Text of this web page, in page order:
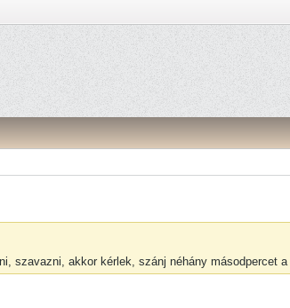
szavazni, akkor kérlek, szánj néhány másodpercet a